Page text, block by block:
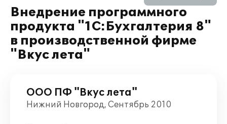
Внедрение программного
продукта "1С:Бухгалтерия 8"
в производственной фирме
"Вкус лета"
ООО ПФ "Вкус лета"
Нижний Новгород, Сентябрь 2010